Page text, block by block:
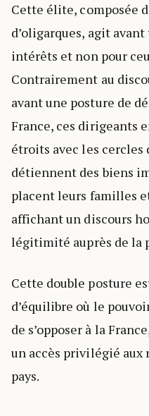
Cette élite, composée
d’oligarques, agit
intérêts et non pour
Contrairement au
avant une posture de
France, ces dirigeants
étroits avec les cercles
détiennent des biens
placent leurs familles
affichant un discours
légitimité auprès de la
Cette double posture
d’équilibre où le
de s’opposer à la
un accès privilégié aux
pays.